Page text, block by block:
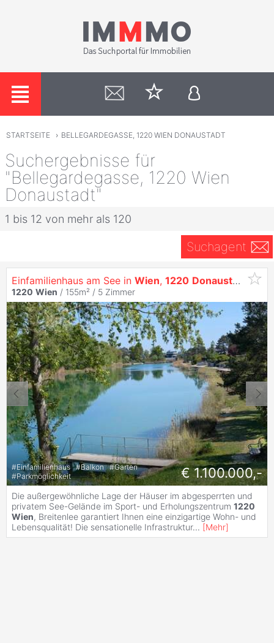
STARTSEITE › BELLEGARDEGASSE, 1220 WIEN DONAUSTADT
Suchergebnisse für
"Bellegardegasse, 1220 Wien
Donaustadt"
1 bis 12 von mehr als 120
Suchagent
Einfamilienhaus am See in Wien, 1220 Donaustadt
1220 Wien / 155m² / 5 Zimmer
#Einfamilienhaus #Balkon #Garten
#Parkmöglichkeit € 1.100.000,-
Die außergewöhnliche Lage der Häuser im abgesperrten und
privatem See-Gelände im Sport- und Erholungszentrum 1220
Wien, Breitenlee garantiert Ihnen eine einzigartige Wohn- und
Lebensqualität! Die sensationelle Infrastruktur... [Mehr]